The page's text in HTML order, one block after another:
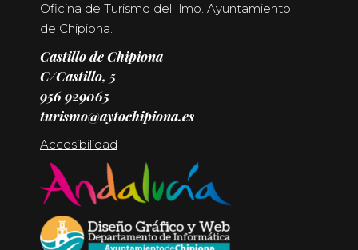
Oficina de Turismo del Ilmo. Ayuntamiento
de Chipiona.
Castillo de Chipiona
C/Castillo, 5
956 929065
turismo@aytochipiona.es
Accesibilidad